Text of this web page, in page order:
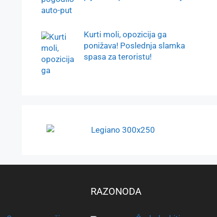
Kurti moli, opozicija ga
ponižava! Poslednja slamka
spasa za teroristu!
RAZONODA